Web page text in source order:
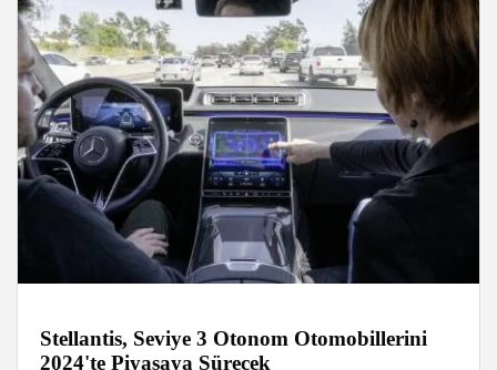
Stellantis, Seviye 3 Otonom Otomobillerini
2024'te Piyasaya Sürecek